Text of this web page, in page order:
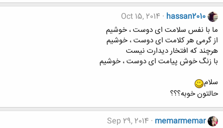
hassan2010
Oct 15, 2014
ما با نفس سلامت ای دوست ، خوشیم
از گرمی هر کلامت ای دوست ، خوشیم
هرچند که افتخار دیدارت نیست
با زنگ خوش پیامت ای دوست ، خوشیم
سلام
حالتون خوبه؟؟؟
memarmemar
Sep 29, 2014